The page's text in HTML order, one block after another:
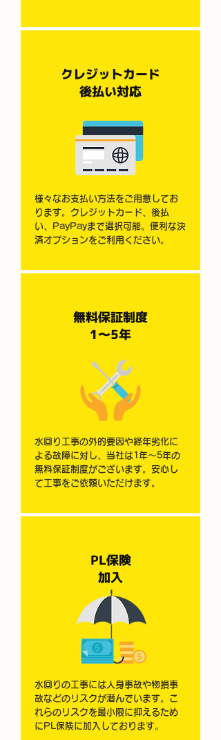
クレジットカード
​後払い対応
様々なお支払い方法をご用意してお
ります。クレジットカード、後払
い、PayPayまで選択可能。便利な決
済オプションをご利用ください。
無料保証制度
​1～5年
水回り工事の外的要因や経年劣化に
よる故障に対し、当社は1年～5年の
無料保証制度がございます。安心し
て工事をご依頼いただけます。
PL保険
​加入
水回りの工事には人身事故や物損事
故などのリスクが潜んでいます。こ
れらのリスクを最小限に抑えるため
にPL保険に加入しております。